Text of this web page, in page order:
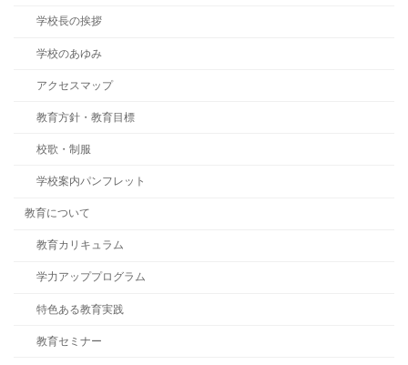
学校長の挨拶
学校のあゆみ
アクセスマップ
教育方針・教育目標
校歌・制服
学校案内パンフレット
教育について
教育カリキュラム
学力アッププログラム
特色ある教育実践
教育セミナー